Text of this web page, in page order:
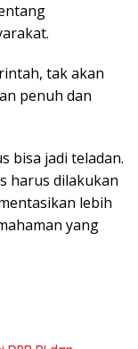
tak akan
penuh dan
bisa jadi teladan.
harus dilakukan
lebih
yang